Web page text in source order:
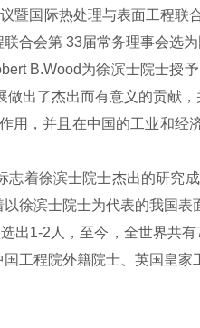
国际热处理与表面工程联
合会第 33届常务理事会选
B.Wood为徐滨士院士授予
出了杰出而有意义的贡献，
，并且在中国的工业和经
徐滨士院士杰出的研究
徐滨士院士为代表的我国
1-2人，至今，全世界共
工程院外籍院士、英国皇家